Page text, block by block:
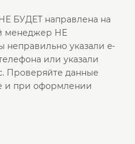
БУДЕТ направлена на
менеджер НЕ
указали e-
или указали
Проверяйте данные
и при оформлении